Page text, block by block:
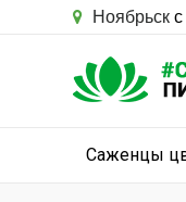
Ноябрьск
Саженцы